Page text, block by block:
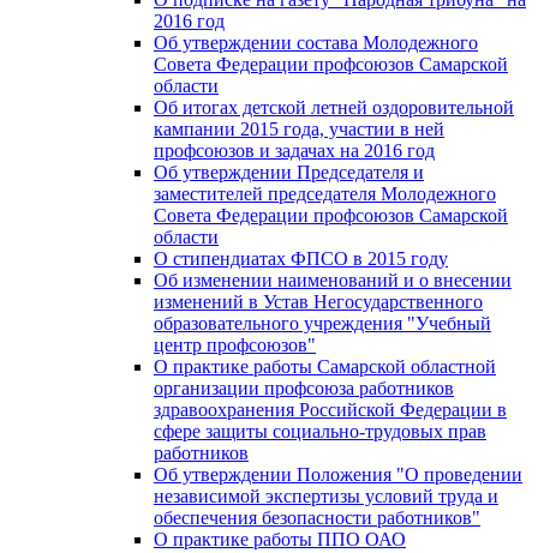
2016 год
Об утверждении состава Молодежного
Совета Федерации профсоюзов Самарской
области
Об итогах детской летней оздоровительной
кампании 2015 года, участии в ней
профсоюзов и задачах на 2016 год
Об утверждении Председателя и
заместителей председателя Молодежного
Совета Федерации профсоюзов Самарской
области
О стипендиатах ФПСО в 2015 году
Об изменении наименований и о внесении
изменений в Устав Негосударственного
образовательного учреждения "Учебный
центр профсоюзов"
О практике работы Самарской областной
организации профсоюза работников
здравоохранения Российской Федерации в
сфере защиты социально-трудовых прав
работников
Об утверждении Положения "О проведении
независимой экспертизы условий труда и
обеспечения безопасности работников"
О практике работы ППО ОАО